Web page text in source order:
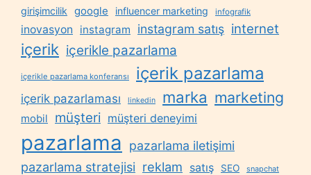
girişimcilik google influencer marketing infografik
inovasyon instagram instagram satış internet
içerik içerikle pazarlama
içerikle pazarlama konferansı içerik pazarlama
içerik pazarlaması linkedin marka marketing
mobil müşteri müşteri deneyimi
pazarlama
pazarlama iletişimi
pazarlama stratejisi reklam satış SEO snapchat